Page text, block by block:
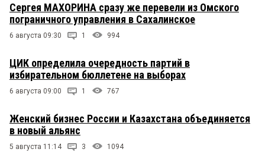
Сергея МАХОРИНА сразу же перевели из Омского
пограничного управления в Сахалинское
6 августа 09:30 1 994
ЦИК определила очередность партий в
избирательном бюллетене на выборах
6 августа 09:00 1 767
Женский бизнес России и Казахстана объединяется
в новый альянс
5 августа 11:14 3 1094